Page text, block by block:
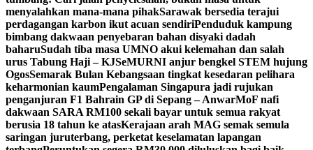
menyalahkan mana-mana pihakSarawak bersedia terajui
perdagangan karbon ikut acuan sendiriPenduduk kampung
bimbang dakwaan penyebaran bahan disyaki dadah
baharuSudah tiba masa UMNO akui kelemahan dan salah
urus Tabung Haji – KJSeMURNI anjur bengkel STEM hujung
OgosSemarak Bulan Kebangsaan tingkat kesedaran pelihara
keharmonian kaumPengalaman Singapura jadi rujukan
penganjuran F1 Bahrain GP di Sepang – AnwarMoF nafi
dakwaan SARA RM100 sekali bayar untuk semua rakyat
berusia 18 tahun ke atasKerajaan arah MAG semak semula
saringan juruterbang, perketat keselamatan lapangan